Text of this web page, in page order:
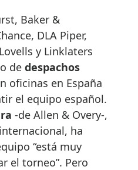
Baker &
DLA Piper,
y Linklaters
de despachos
oficinas en España
el equipo español.
-de Allen & Overy-,
ha
“está muy
el torneo”. Pero